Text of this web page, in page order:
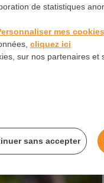
et
de statistiques
mes cookies
cliquez ici
sur nos partenaires et
sans accepter